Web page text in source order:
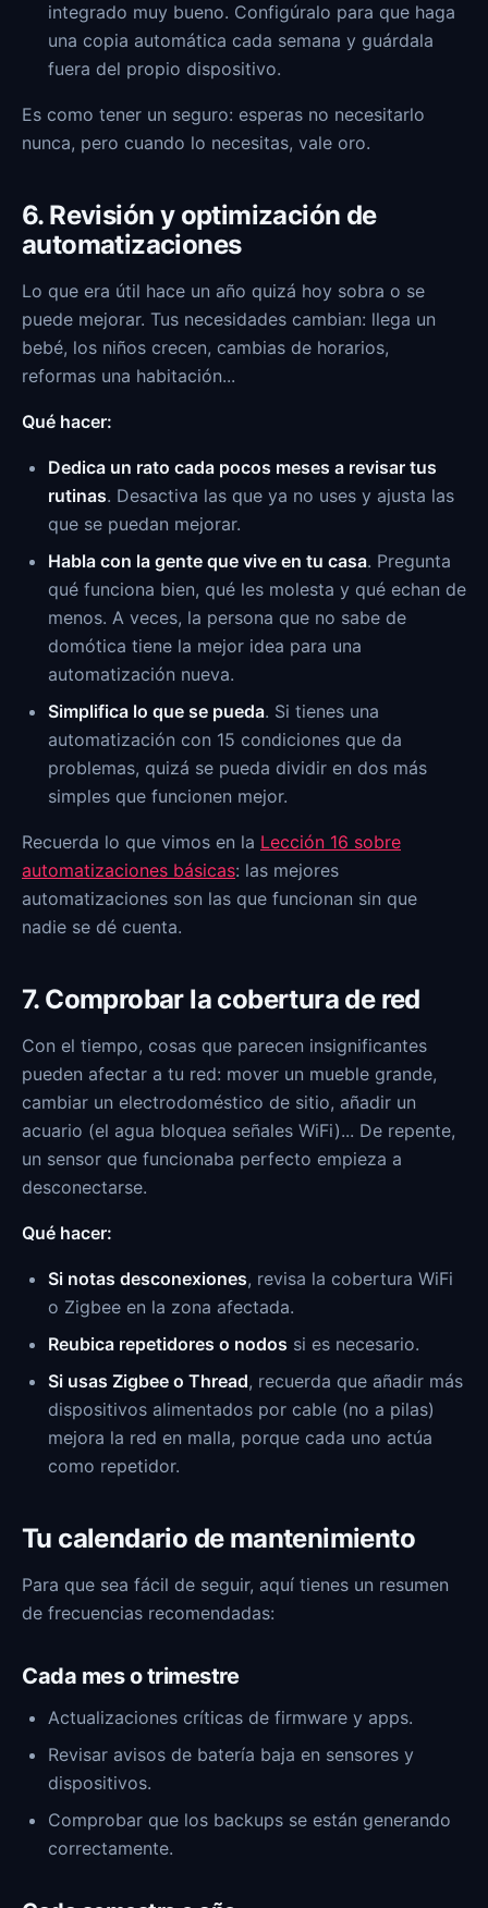
integrado muy bueno. Configúralo para que haga
una copia automática cada semana y guárdala
fuera del propio dispositivo.
Es como tener un seguro: esperas no necesitarlo
nunca, pero cuando lo necesitas, vale oro.
6. Revisión y optimización de
automatizaciones
Lo que era útil hace un año quizá hoy sobra o se
puede mejorar. Tus necesidades cambian: llega un
bebé, los niños crecen, cambias de horarios,
reformas una habitación...
Qué hacer:
Dedica un rato cada pocos meses a revisar tus
rutinas. Desactiva las que ya no uses y ajusta las
que se puedan mejorar.
Habla con la gente que vive en tu casa. Pregunta
qué funciona bien, qué les molesta y qué echan de
menos. A veces, la persona que no sabe de
domótica tiene la mejor idea para una
automatización nueva.
Simplifica lo que se pueda. Si tienes una
automatización con 15 condiciones que da
problemas, quizá se pueda dividir en dos más
simples que funcionen mejor.
Recuerda lo que vimos en la Lección 16 sobre
automatizaciones básicas: las mejores
automatizaciones son las que funcionan sin que
nadie se dé cuenta.
7. Comprobar la cobertura de red
Con el tiempo, cosas que parecen insignificantes
pueden afectar a tu red: mover un mueble grande,
cambiar un electrodoméstico de sitio, añadir un
acuario (el agua bloquea señales WiFi)... De repente,
un sensor que funcionaba perfecto empieza a
desconectarse.
Qué hacer:
Si notas desconexiones, revisa la cobertura WiFi
o Zigbee en la zona afectada.
Reubica repetidores o nodos si es necesario.
Si usas Zigbee o Thread, recuerda que añadir más
dispositivos alimentados por cable (no a pilas)
mejora la red en malla, porque cada uno actúa
como repetidor.
Tu calendario de mantenimiento
Para que sea fácil de seguir, aquí tienes un resumen
de frecuencias recomendadas:
Cada mes o trimestre
Actualizaciones críticas de firmware y apps.
Revisar avisos de batería baja en sensores y
dispositivos.
Comprobar que los backups se están generando
correctamente.